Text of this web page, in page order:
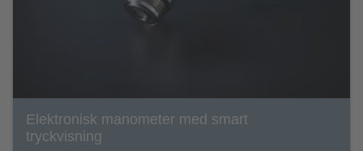
Elektronisk manometer med smart
tryckvisning